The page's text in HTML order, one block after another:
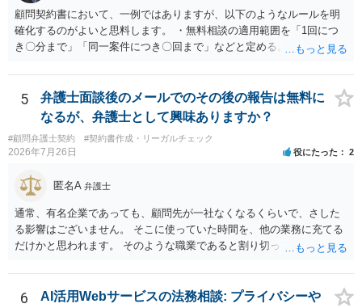
用がかかります。 毅然と拒否して後は裁判するならしてくださいの対
応、弁護士に依頼して同様の対応、裁判してきたら、従業員にて粛々
と対応のどれかを選択することになります。 以上、ご参考まで。
顧問契約書において、一例ではありますが、以下のようなルールを明
確化するのがよいと思料します。 ・無料相談の適用範囲を「1回につ
き〇分まで」「同一案件につき〇回まで」などと定める。 ・無料相談
ず、継続して対応する場合は「個別受任（有料契約）」が必要であ
る。 ・無料相談から個別の事件処理へ移行する場合は、弁護士と従業
員との間で必ず個別の委任契約書を締結し、着手金や報酬等の費用体
系を事前に明示する手続を義務付ける。 相談料が無料であっても、法
律相談という法的サービスを提供する以上、弁護士は善良な管理者の
注意をもって対応する義務（善管注意義務）を負うものと思料しま
す。したがって、著しく不誠実な対応、放置、あるいは誤った不当な
回答を繰り返したような場合には、弁護士法上の誠実義務違反や品位
保持違反（弁護士法56条1項）として、弁護士会の懲戒対象となり得る
との理解でよいと考えます。 新たな法律事務所を探す手段について
は、このウェブサイトで探す方法のほか、弁護士会や法律事務所に直
5
弁護士面談後のメールでのその後の報告は無料に
なるが、弁護士として興味ありますか？
#顧問弁護士契約 #契約書作成・リーガルチェック
2026年7月26日 役にたった 2
匿名A 弁護士
通常、有名企業であっても、顧問先が一社なくなるくらいで、さした
る影響はございません。 そこに使っていた時間を、他の業務に充てる
だけかと思われます。 そのような職業であると割り切ってご相談され
相談者様のご意見が反映されることを、お祈りしております。
6
AI活用Webサービスの法務相談: プライバシーや